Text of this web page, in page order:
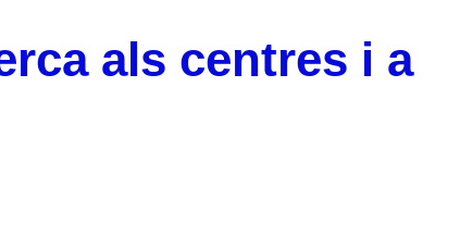
als centres i a